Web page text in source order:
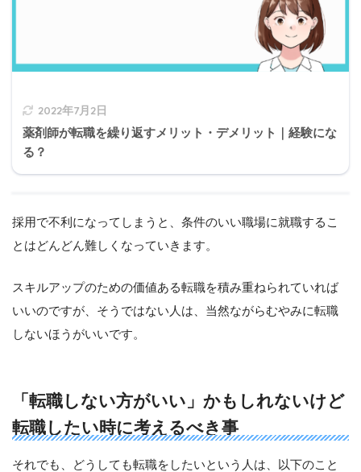
2022年7月2日
薬剤師が転職を繰り返すメリット・デメリット｜経験にな
る？
採用で不利になってしまうと、条件のいい職場に就職するこ
とはどんどん難しくなっていきます。
スキルアップのための価値ある転職を積み重ねられていれば
いいのですが、そうではない人は、当然ながらむやみに転職
しないほうがいいです。
「転職しない方がいい」かもしれないけど
転職したい時に考えるべき事
それでも、どうしても転職をしたいという人は、以下のこと